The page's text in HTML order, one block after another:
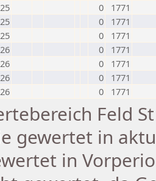
0
1771
0
1771
0
1771
0
1771
0
1771
0
1771
0 1771
Feld
gewertet in
in